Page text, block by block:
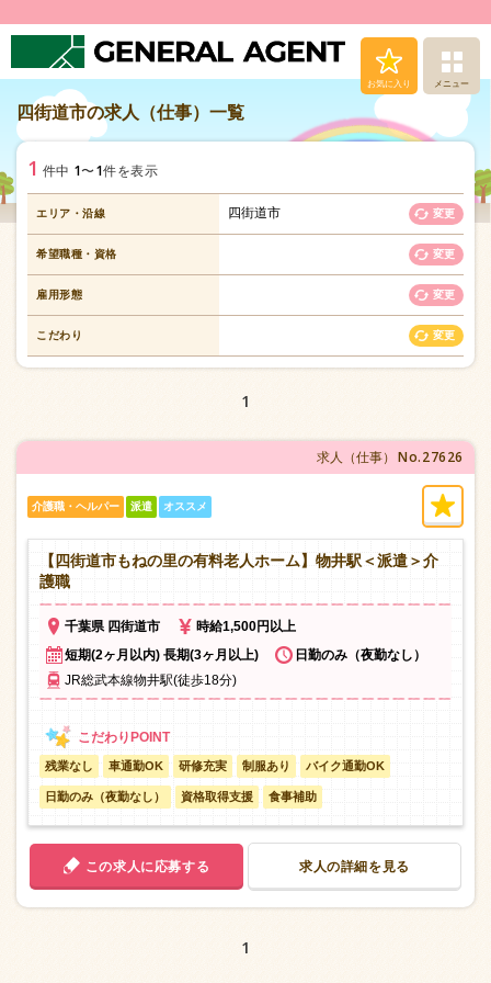
お気に入り メニュー
求人（仕事）検索
転職支援サービス
安心の福利厚生
お問い合わせ
四街道市の求人（仕事）一覧
1 件中 1〜1件を表示
エリア・沿線 四街道市 変更
希望職種・資格 変更
雇用形態 変更
こだわり 変更
1
求人（仕事） No.27626
介護職・ヘルパー 派遣 オススメ
【四街道市もねの里の有料老人ホーム】物井駅＜派遣＞介
護職
千葉県 四街道市
時給1,500円以上
短期(2ヶ月以内) 長期(3ヶ月以上)
日勤のみ（夜勤なし）
JR総武本線物井駅(徒歩18分)
残業なし 車通勤OK 研修充実 制服あり バイク通勤OK
日勤のみ（夜勤なし） 資格取得支援 食事補助
この求人に応募する 求人の詳細を見る
1